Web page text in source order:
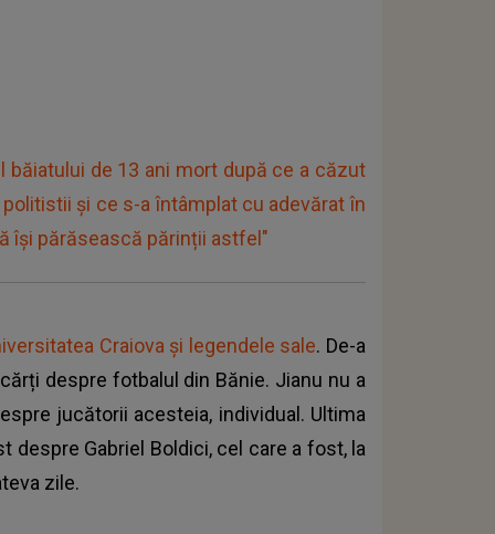
băiatului de 13 ani mort după ce a căzut
și ce s-a întâmplat cu adevărat în
îşi părăsească părinții astfel"
Craiova și legendele sale. De-a
despre fotbalul din Bănie. Jianu nu a
jucătorii acesteia, individual. Ultima
Gabriel Boldici, cel care a fost, la
zile.